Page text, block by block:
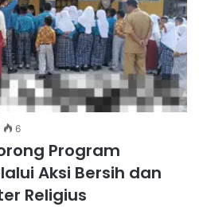
6
Program
Aksi Bersih dan
Religius